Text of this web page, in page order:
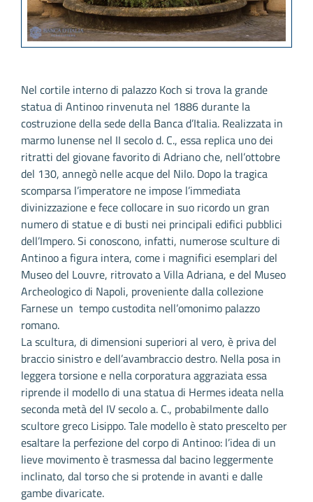
Nel cortile interno di palazzo Koch si trova la grande
statua di Antinoo rinvenuta nel 1886 durante la
costruzione della sede della Banca d’Italia. Realizzata in
marmo lunense nel II secolo d. C., essa replica uno dei
ritratti del giovane favorito di Adriano che, nell’ottobre
del 130, annegò nelle acque del Nilo. Dopo la tragica
scomparsa l’imperatore ne impose l’immediata
divinizzazione e fece collocare in suo ricordo un gran
numero di statue e di busti nei principali edifici pubblici
dell’Impero. Si conoscono, infatti, numerose sculture di
Antinoo a figura intera, come i magnifici esemplari del
Museo del Louvre, ritrovato a Villa Adriana, e del Museo
Archeologico di Napoli, proveniente dalla collezione
Farnese un tempo custodita nell’omonimo palazzo
romano.
La scultura, di dimensioni superiori al vero, è priva del
braccio sinistro e dell’avambraccio destro. Nella posa in
leggera torsione e nella corporatura aggraziata essa
riprende il modello di una statua di Hermes ideata nella
seconda metà del IV secolo a. C., probabilmente dallo
scultore greco Lisippo. Tale modello è stato prescelto per
esaltare la perfezione del corpo di Antinoo: l’idea di un
lieve movimento è trasmessa dal bacino leggermente
inclinato, dal torso che si protende in avanti e dalle
gambe divaricate.